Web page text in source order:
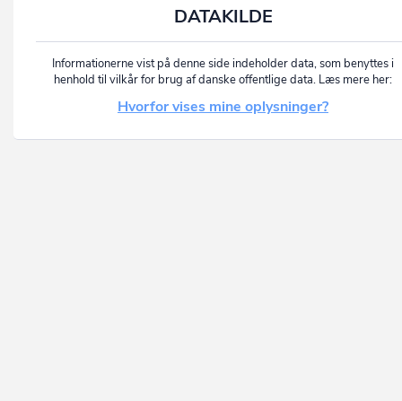
DATAKILDE
Informationerne vist på denne side indeholder data, som benyttes i
henhold til vilkår for brug af danske offentlige data. Læs mere her:
Hvorfor vises mine oplysninger?